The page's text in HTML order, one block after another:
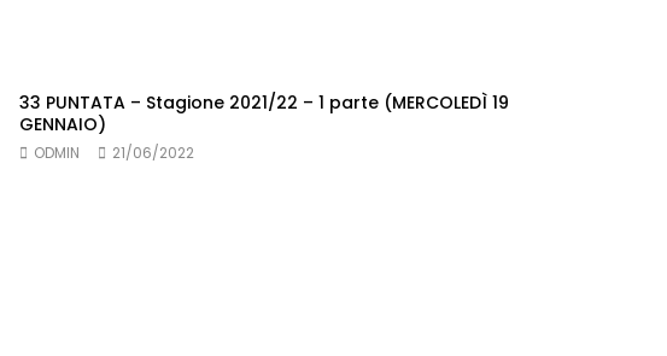
33 PUNTATA – Stagione 2021/22 – 1 parte (MERCOLEDÌ 19
GENNAIO)
ODMIN 21/06/2022